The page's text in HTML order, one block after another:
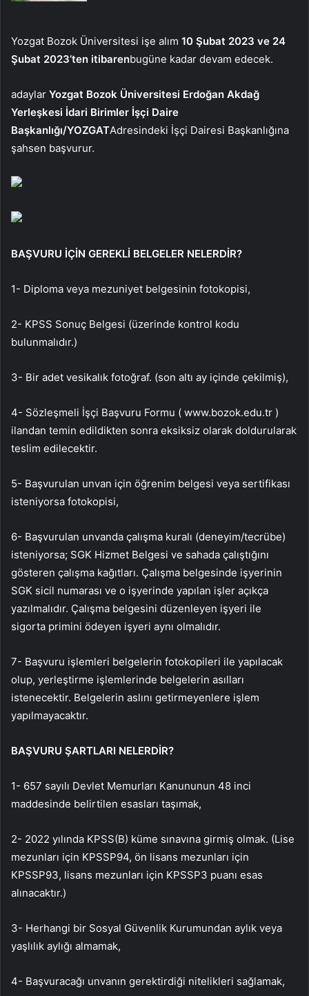
Yozgat Bozok Üniversitesi işe alım 10 Şubat 2023 ve 24
Şubat 2023’ten itibarenbugüne kadar devam edecek.
adaylar Yozgat Bozok Üniversitesi Erdoğan Akdağ
Yerleşkesi İdari Birimler İşçi Daire
Başkanlığı/YOZGATAdresindeki İşçi Dairesi Başkanlığına
şahsen başvurur.
BAŞVURU İÇİN GEREKLİ BELGELER NELERDİR?
1- Diploma veya mezuniyet belgesinin fotokopisi,
2- KPSS Sonuç Belgesi (üzerinde kontrol kodu
bulunmalıdır.)
3- Bir adet vesikalık fotoğraf. (son altı ay içinde çekilmiş),
4- Sözleşmeli İşçi Başvuru Formu ( www.bozok.edu.tr )
ilandan temin edildikten sonra eksiksiz olarak doldurularak
teslim edilecektir.
5- Başvurulan unvan için öğrenim belgesi veya sertifikası
isteniyorsa fotokopisi,
6- Başvurulan unvanda çalışma kuralı (deneyim/tecrübe)
isteniyorsa; SGK Hizmet Belgesi ve sahada çalıştığını
gösteren çalışma kağıtları. Çalışma belgesinde işyerinin
SGK sicil numarası ve o işyerinde yapılan işler açıkça
yazılmalıdır. Çalışma belgesini düzenleyen işyeri ile
sigorta primini ödeyen işyeri aynı olmalıdır.
7- Başvuru işlemleri belgelerin fotokopileri ile yapılacak
olup, yerleştirme işlemlerinde belgelerin asılları
istenecektir. Belgelerin aslını getirmeyenlere işlem
yapılmayacaktır.
BAŞVURU ŞARTLARI NELERDİR?
1- 657 sayılı Devlet Memurları Kanununun 48 inci
maddesinde belirtilen esasları taşımak,
2- 2022 yılında KPSS(B) küme sınavına girmiş olmak. (Lise
mezunları için KPSSP94, ön lisans mezunları için
KPSSP93, lisans mezunları için KPSSP3 puanı esas
alınacaktır.)
3- Herhangi bir Sosyal Güvenlik Kurumundan aylık veya
yaşlılık aylığı almamak,
4- Başvuracağı unvanın gerektirdiği nitelikleri sağlamak,